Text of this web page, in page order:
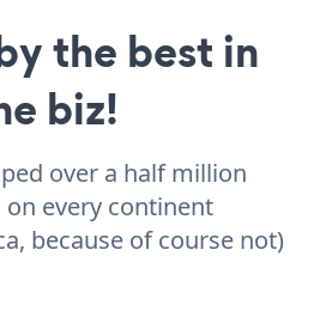
the best in
biz!
over a half million
on every continent
because of course not)